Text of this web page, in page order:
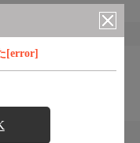
[error]